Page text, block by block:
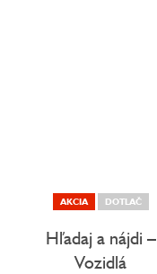
AKCIA DOTLAČ
Hľadaj a nájdi –
Vozidlá